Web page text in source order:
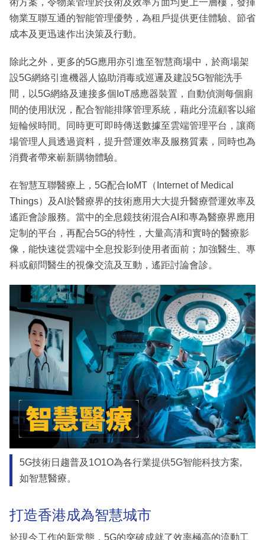
術方案，令物業管理於技術及效率方面均更上一層樓，發揮
物業互聯互通的智能管理優勢，為租戶提供更佳體驗、節省
成本及更迅速作出決策及行動。
除此之外，更多的5G應用亦引進至智慧商場中，於商場架
設5G網絡引進機器人協助消毒或巡邏及建設5G智能洗手
間，以5G網絡及連接多個IoT感應器裝置，自動偵測每個廁
間的使用狀況，配合智能排隊管理系統，藉此分流顧客以縮
短輪候時間。同時更可即時傳送數據至雲端管理平台，讓商
場管理人員透過資料，提升營運效率及服務質素，同時也為
消費者帶來嶄新購物體驗。
在智慧互聯醫療上，5G配合IoMT（Internet of Medical
Things）及AI於醫療界的技術應用大大提升醫療營運效率及
遙距會診服務。當中的全息鏡技術混合AI和專為醫療界應用
定制的平台，再配合5G的特性，大量高清和實時的醫療影
像，能快速從雲端中全息投影到使用者面前；加強醫生、專
科或顧問醫生的視像交流及互動，遙距討論會診。
5G技術日趨普及1O1O為各行業提供5G智能科技方案,
如智慧醫療。
打造香港成為智慧城市
於現今工作的新常態，5G的突破成就了效率極高的流動工